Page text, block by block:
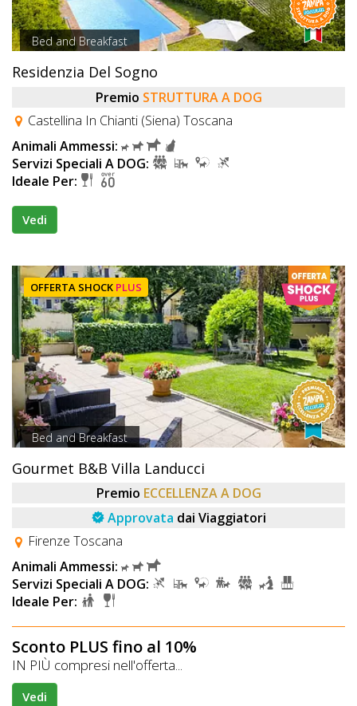
Bed and Breakfast
Residenzia Del Sogno
Premio STRUTTURA A DOG
Castellina In Chianti (Siena) Toscana
Animali Ammessi:
Servizi Speciali A DOG:
Ideale Per:
Vedi
OFFERTA SHOCK PLUS
Bed and Breakfast
Gourmet B&B Villa Landucci
Premio ECCELLENZA A DOG
Approvata dai Viaggiatori
Firenze Toscana
Animali Ammessi:
Servizi Speciali A DOG:
Ideale Per:
Sconto PLUS fino al 10%
IN PIÙ compresi nell'offerta...
Vedi